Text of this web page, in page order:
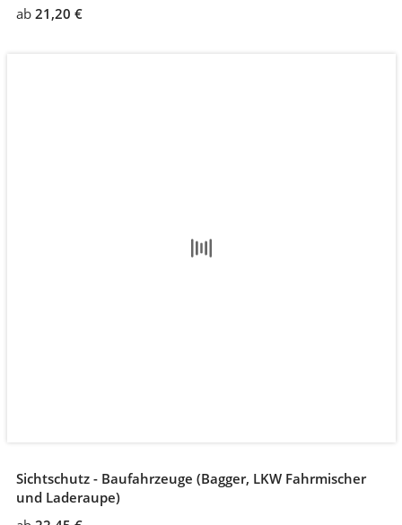
ab 21,20 €
Sichtschutz - Baufahrzeuge (Bagger, LKW Fahrmischer
und Laderaupe)